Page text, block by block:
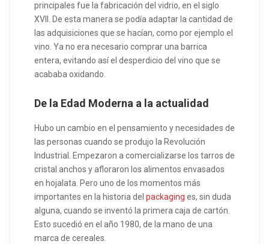
principales fue la fabricación del vidrio, en el siglo
XVII. De esta manera se podía adaptar la cantidad de
las adquisiciones que se hacían, como por ejemplo el
vino. Ya no era necesario comprar una barrica
entera, evitando así el desperdicio del vino que se
acababa oxidando.
De la Edad Moderna a la actualidad
Hubo un cambio en el pensamiento y necesidades de
las personas cuando se produjo la Revolución
Industrial. Empezaron a comercializarse los tarros de
cristal anchos y afloraron los alimentos envasados
en hojalata. Pero uno de los momentos más
importantes en la historia del packaging es, sin duda
alguna, cuando se inventó la primera caja de cartón.
Esto sucedió en el año 1980, de la mano de una
marca de cereales.